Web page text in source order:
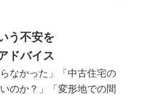
う不安を
ドバイス
なかった」「中古住宅の
のか？」「変形地での間